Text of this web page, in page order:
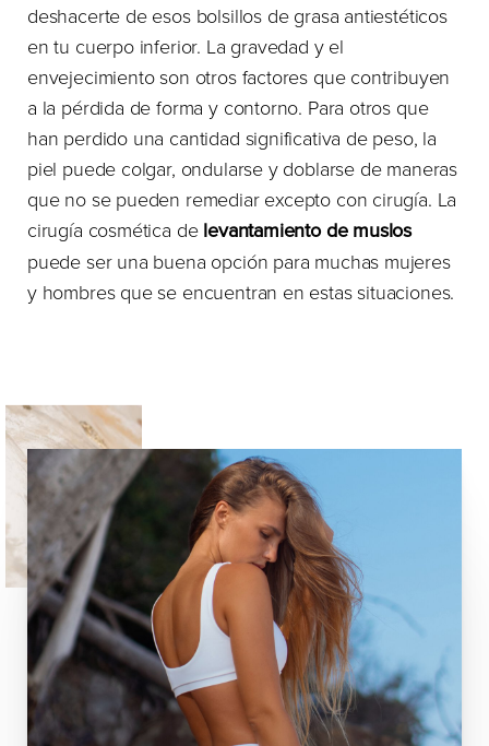
deshacerte de esos bolsillos de grasa antiestéticos
en tu cuerpo inferior. La gravedad y el
envejecimiento son otros factores que contribuyen
a la pérdida de forma y contorno. Para otros que
han perdido una cantidad significativa de peso, la
piel puede colgar, ondularse y doblarse de maneras
que no se pueden remediar excepto con cirugía. La
cirugía cosmética de levantamiento de muslos
puede ser una buena opción para muchas mujeres
y hombres que se encuentran en estas situaciones.